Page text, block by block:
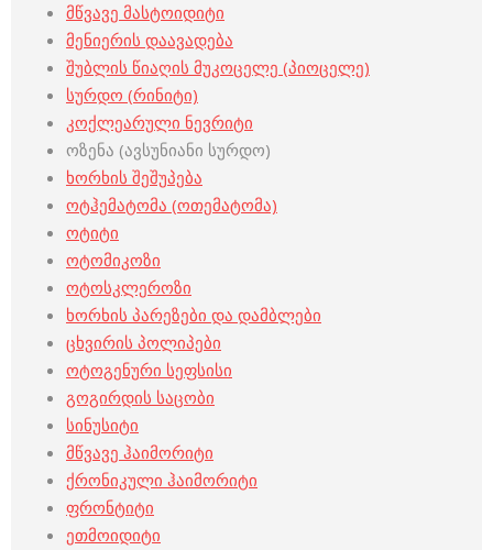
მწვავე მასტოიდიტი
მენიერის დაავადება
შუბლის წიაღის მუკოცელე (პიოცელე)
სურდო (რინიტი)
კოქლეარული ნევრიტი
ოზენა (ავსუნიანი სურდო)
ხორხის შეშუპება
ოტჰემატომა (ოთემატომა)
ოტიტი
ოტომიკოზი
ოტოსკლეროზი
ხორხის პარეზები და დამბლები
ცხვირის პოლიპები
ოტოგენური სეფსისი
გოგირდის საცობი
სინუსიტი
მწვავე ჰაიმორიტი
ქრონიკული ჰაიმორიტი
ფრონტიტი
ეთმოიდიტი